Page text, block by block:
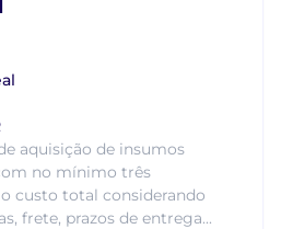
aquisição de insumos
no mínimo três
custo total considerando
frete, prazos de entrega...